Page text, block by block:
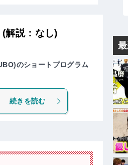
説：なし)
のショートプログラム
続きを読む